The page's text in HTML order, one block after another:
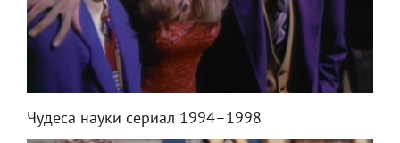
Чудеса науки сериал 1994–1998